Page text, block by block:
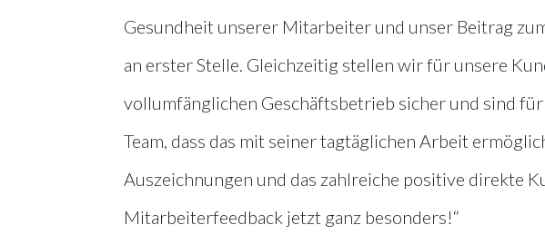
Gesundheit unserer Mitarbeiter und unser Beitrag
an erster Stelle. Gleichzeitig stellen wir für unsere
vollumfänglichen Geschäftsbetrieb sicher und sind
Team, dass das mit seiner tagtäglichen Arbeit
Auszeichnungen und das zahlreiche positive direkte
Mitarbeiterfeedback jetzt ganz besonders!“